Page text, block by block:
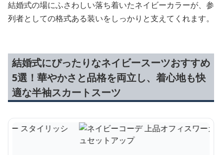
結婚式の場にふさわしい落ち着いたネイビーカラーが、参
列者としての格式ある装いをしっかりと支えてくれます。
結婚式にぴったりなネイビースーツおすすめ
5選！華やかさと品格を両立し、着心地も快
適な半袖スカートスーツ